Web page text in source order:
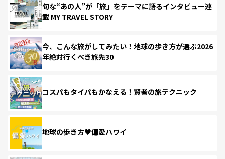
旬な“あの人”が「旅」をテーマに語るインタビュー連
載 MY TRAVEL STORY
今、こんな旅がしてみたい！地球の歩き方が選ぶ2026
年絶対行くべき旅先30
コスパもタイパもかなえる！賢者の旅テクニック
地球の歩き方♥偏愛ハワイ